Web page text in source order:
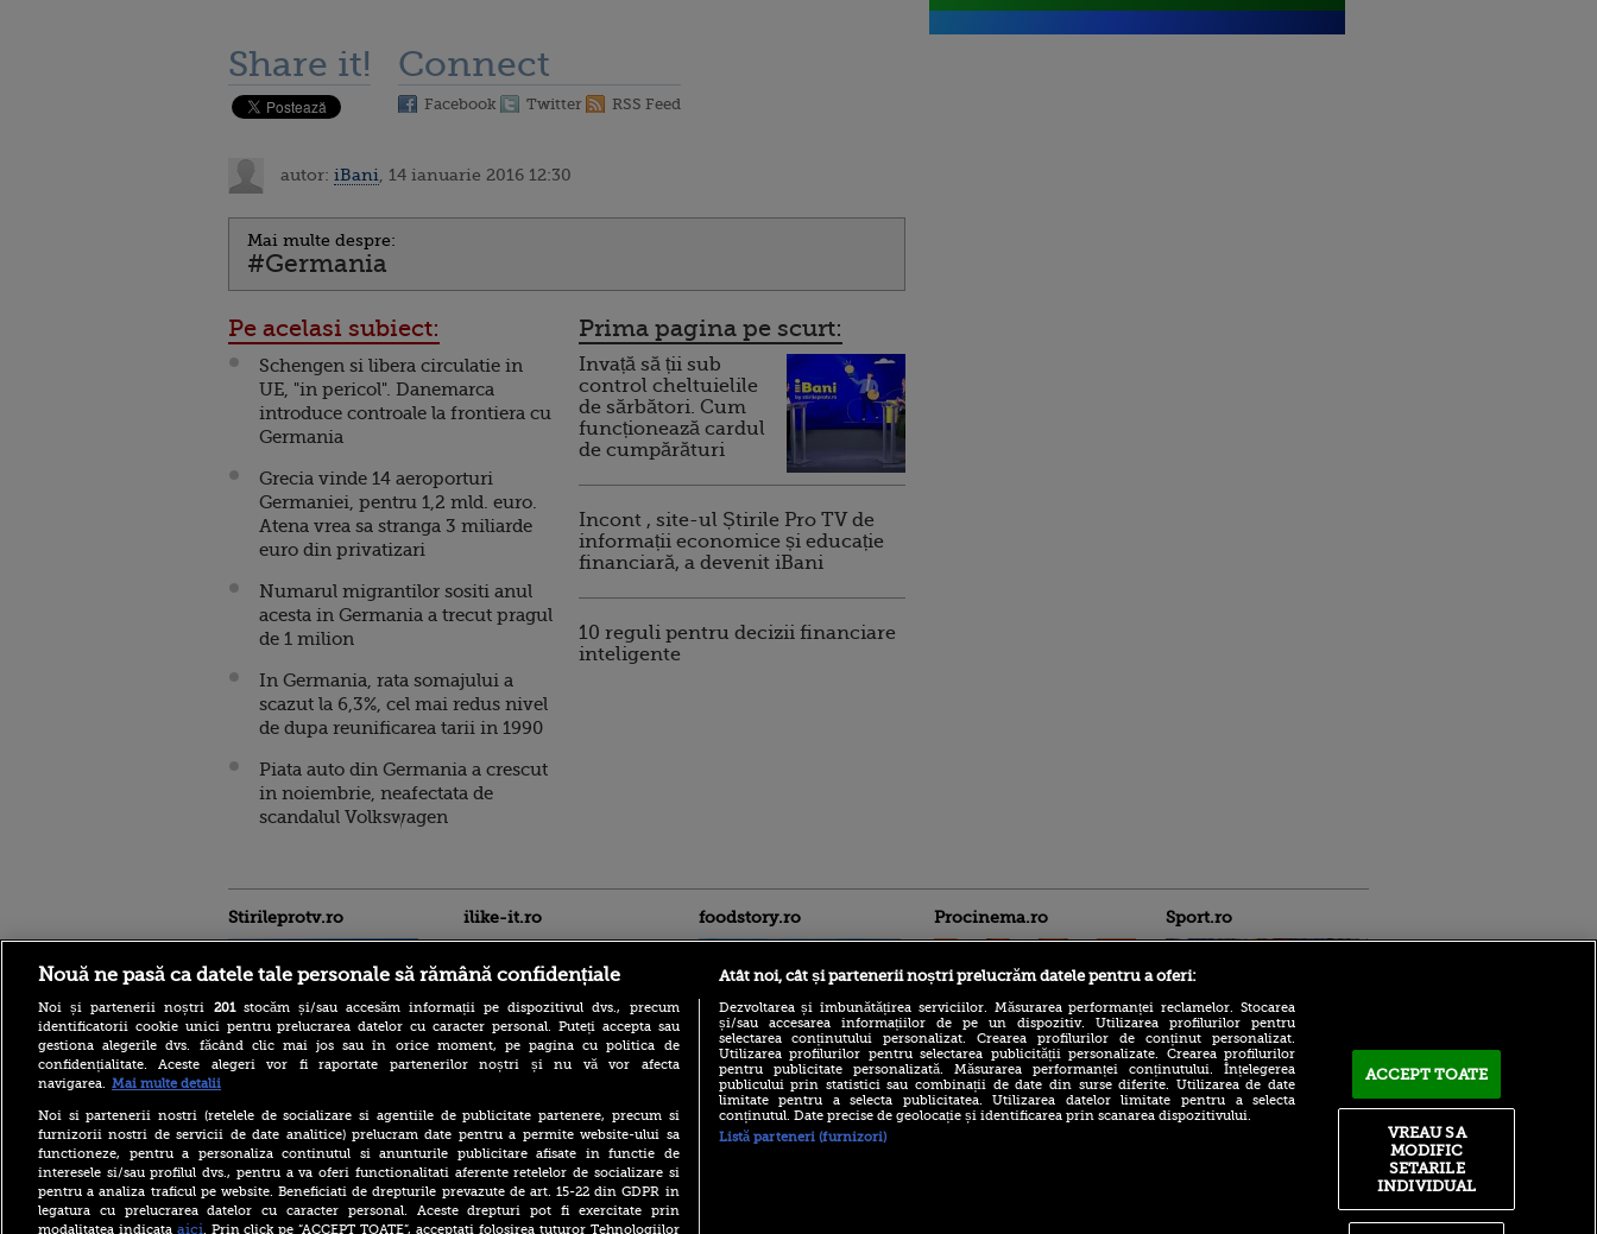
Share it! Connect
Facebook Twitter RSS Feed
autor: iBani , 14 ianuarie 2016 12:30
Mai multe despre:
#Germania
Pe acelasi subiect:
Schengen si libera circulatie in
UE, "in pericol". Danemarca
introduce controale la frontiera cu
Germania
Grecia vinde 14 aeroporturi
Germaniei, pentru 1,2 mld. euro.
Atena vrea sa stranga 3 miliarde
euro din privatizari
Numarul migrantilor sositi anul
acesta in Germania a trecut pragul
de 1 milion
In Germania, rata somajului a
scazut la 6,3%, cel mai redus nivel
de dupa reunificarea tarii in 1990
Piata auto din Germania a crescut
in noiembrie, neafectata de
scandalul Volkswagen
Prima pagina pe scurt:
Invață să ții sub
control cheltuielile
de sărbători. Cum
funcționează cardul
de cumpărături
Incont , site-ul Știrile Pro TV de
informații economice și educație
financiară, a devenit iBani
10 reguli pentru decizii financiare
inteligente
Stirileprotv.ro
oraşe mari ale sale intră sub
alertă roșie de căldură
extremă
Fostul comandant-șef al
armatei ucrainene, după
declarațiile controversate:
Sunt pentru NATO, dar
ilike-it.ro foodstory.ro
(P) Descoperă Lumea
Evenimentelor din România
cu Transilvania Events!
Procinema.ro
Emoții intense pentru
Sebastian Stan! Iubita lui,
Sport.ro
Adrian Mihalcea, discurs
incredibil înainte de UTA -
Rapid: „Acest criminal a
omorât vreo șase oameni”
Ce declin! Cu cine a semnat
Nouă ne pasă ca datele tale personale să rămână confidențiale
Noi și partenerii noștri 201stocăm și/sau accesăm informații pe dispozitivul dvs., precum
identificatorii cookie unici pentru prelucrarea datelor cu caracter personal. Puteți accepta sau
gestiona alegerile dvs. făcând clic mai jos sau în orice moment, pe pagina cu politica de
confidențialitate. Aceste alegeri vor fi raportate partenerilor noștri și nu vă vor afecta
navigarea. Mai multe detalii
Noi si partenerii nostri (retelele de socializare si agentiile de publicitate partenere, precum si
furnizorii nostri de servicii de date analitice) prelucram date pentru a permite website-ului sa
functioneze, pentru a personaliza continutul si anunturile publicitare afisate in functie de
interesele si/sau profilul dvs., pentru a va oferi functionalitati aferente retelelor de socializare si
pentru a analiza traficul pe website. Beneficiati de drepturile prevazute de art. 15-22 din GDPR in
legatura cu prelucrarea datelor cu caracter personal. Aceste drepturi pot fi exercitate prin
modalitatea indicata aici. Prin click pe “ACCEPT TOATE”, acceptati folosirea tuturor Tehnologiilor
Atât noi, cât și partenerii noștri prelucrăm datele pentru a oferi:
Dezvoltarea și îmbunătățirea serviciilor. Măsurarea performanței reclamelor. Stocarea
și/sau accesarea informațiilor de pe un dispozitiv. Utilizarea profilurilor pentru
selectarea conținutului personalizat. Crearea profilurilor de conținut personalizat.
Utilizarea profilurilor pentru selectarea publicității personalizate. Crearea profilurilor
pentru publicitate personalizată. Măsurarea performanței conținutului. Înțelegerea
publicului prin statistici sau combinații de date din surse diferite. Utilizarea de date
limitate pentru a selecta publicitatea. Utilizarea datelor limitate pentru a selecta
conținutul. Date precise de geolocație și identificarea prin scanarea dispozitivului.
Listă parteneri (furnizori)
ACCEPT TOATE
VREAU SA
MODIFIC
SETARILE
INDIVIDUAL